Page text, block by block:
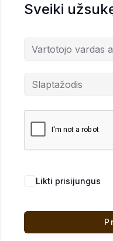
Sveiki
Likti prisijungus